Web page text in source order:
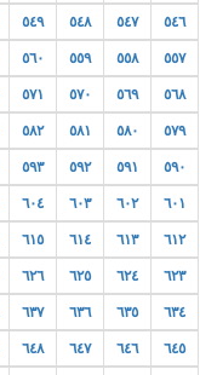
٥٤٦ ٥٤٧ ٥٤٨ ٥٤٩
٥٥٧ ٥٥٨ ٥٥٩ ٥٦٠
٥٦٨ ٥٦٩ ٥٧٠ ٥٧١
٥٧٩ ٥٨٠ ٥٨١ ٥٨٢
٥٩٠ ٥٩١ ٥٩٢ ٥٩٣
٦٠١ ٦٠٢ ٦٠٣ ٦٠٤
٦١٢ ٦١٣ ٦١٤ ٦١٥
٦٢٣ ٦٢٤ ٦٢٥ ٦٢٦
٦٣٤ ٦٣٥ ٦٣٦ ٦٣٧
٦٤٥ ٦٤٦ ٦٤٧ ٦٤٨